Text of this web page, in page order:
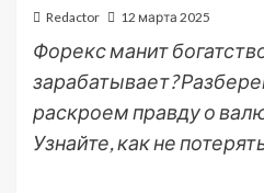
Redactor 12 марта 2025
Форекс манит
зарабатывает?
раскроем правду о
Узнайте, как не